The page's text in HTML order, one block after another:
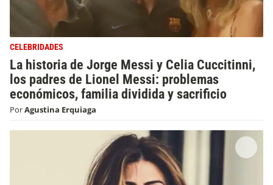
CELEBRIDADES
La historia de Jorge Messi y Celia Cuccitinni,
los padres de Lionel Messi: problemas
económicos, familia dividida y sacrificio
PorAgustina Erquiaga